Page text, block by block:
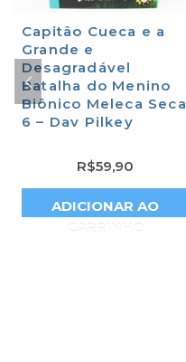
Capitâo Cueca e a
Grande e
Desagradável
Batalha do Menino
Biônico Meleca Seca
6 – Dav Pilkey
R$59,90
ADICIONAR AO
CARRINHO